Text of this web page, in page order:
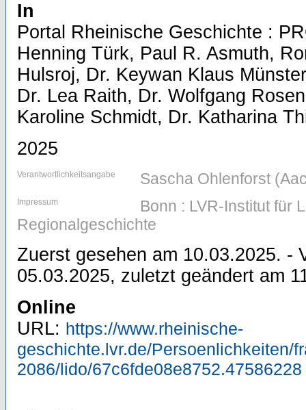
In
Portal Rheinische Geschichte :
Henning Türk, Paul R. Asmuth,
Hulsroj, Dr. Keywan Klaus
Dr. Lea Raith, Dr. Wolfgang
Karoline Schmidt, Dr. Katharina
2025
Verantwortlichkeitsangabe Sascha Ohlenforst
Impressum
Bonn : LVR-Institut für
Regionalgeschichte
Zuerst gesehen am 10.03.2025. -
05.03.2025, zuletzt geändert am
Online
URL: https://www.rheinische-
geschichte.lvr.de/Persoenlichkeiten/
2086/lido/67c6fde08e8752.47586228